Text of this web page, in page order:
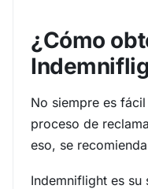
¿Cómo
No siempre es
proceso de
eso, se
Indemniflight es